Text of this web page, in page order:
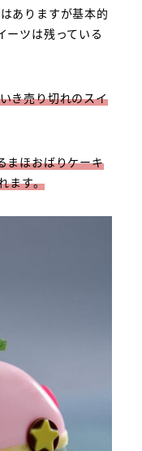
ありますが基本的
ーツは残っている
き売り切れのスイ
まほおばりケーキ
ます。